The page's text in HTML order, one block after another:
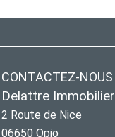
CONTACTEZ-NOUS
Delattre Immobilier
2 Route de Nice
06650 Opio